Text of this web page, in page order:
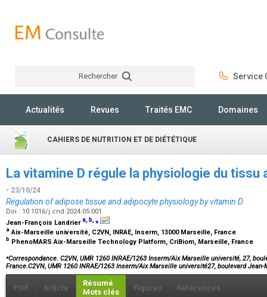
Rechercher Service
Actualités Revues Traités EMC Domaines
CAHIERS DE NUTRITION ET DE DIÉTÉTIQUE
La vitamine D régule la physiologie du tissu
- 23/10/24
Regulation of adipose tissue and adipocyte physiology by vitamin D
Doi : 10.1016/j.cnd.2024.05.001
Jean-François Landriera, b,⁎
a Aix-Marseille université, C2VN, INRAE, Inserm, 13000 Marseille, France
b PhenoMARS Aix-Marseille Technology Platform, CriBiom, Marseille, France
⁎Correspondance. C2VN, UMR 1260 INRAE/1263 Inserm/Aix Marseille université, 27,
France.C2VN, UMR 1260 INRAE/1263 Inserm/Aix Marseille université27, boulevard
PDF Article
Résumé
Mots clés
Figures Références